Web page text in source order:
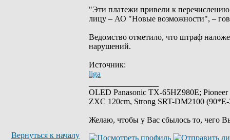
"Эти платежи привели к
лицу – АО "Новые возможности", –
Ведомство отметило, что штраф
нарушений.
Источник:
liga
OLED Panasonic TX-65HZ980E;
ZXC 120cm, Strong SRT-DM2100
Желаю, чтобы у Вас сбылось то, чего
Вернуться к началу